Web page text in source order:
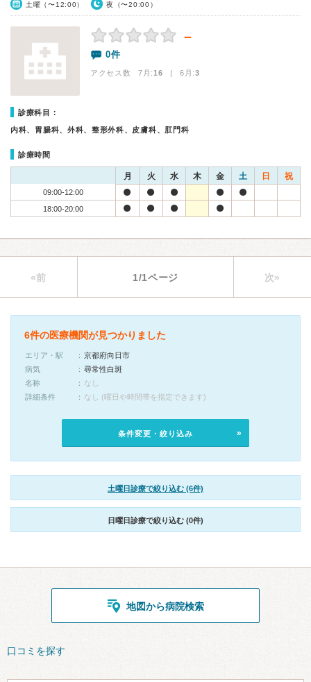
土曜（〜12:00） 夜（〜20:00）
－
0件
アクセス数 7月:16 | 6月:3
診療科目：
内科、胃腸科、外科、整形外科、皮膚科、肛門科
診療時間
月 火 水 木 金 土 日 祝
09:00-12:00
18:00-20:00
«前 1/1ページ 次»
6件の医療機関が見つかりました
エリア・駅
京都府向日市
病気
尋常性白斑
名称
なし
詳細条件
なし (曜日や時間帯を指定できます)
条件変更・絞り込み
土曜日診療で絞り込む (6件)
日曜日診療で絞り込む (0件)
地図から病院検索
口コミを探す